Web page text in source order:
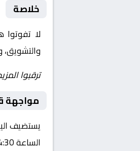
خلاصة
لا
ترقبوا
مواجهة
الساعة 14:30 بتوقيت القاهرة.